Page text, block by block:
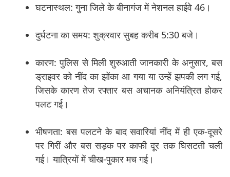
घटनास्थल: गुना जिले के बीनागंज में नेशनल हाईवे 46।
दुर्घटना का समय: शुक्रवार सुबह करीब 5:30 बजे।
कारण: पुलिस से मिली शुरुआती जानकारी के अनुसार, बस
ड्राइवर को नींद का झोंका आ गया या उन्हें झपकी लग गई,
जिसके कारण तेज रफ्तार बस अचानक अनियंत्रित होकर
पलट गई।
भीषणता: बस पलटने के बाद सवारियां नींद में ही एक-दूसरे
पर गिरीं और बस सड़क पर काफी दूर तक घिसटती चली
गई। यात्रियों में चीख-पुकार मच गई।